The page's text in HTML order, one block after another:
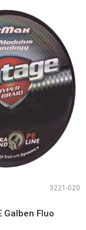
Protectie
TRIMITE
3221-020
Galben Fluo